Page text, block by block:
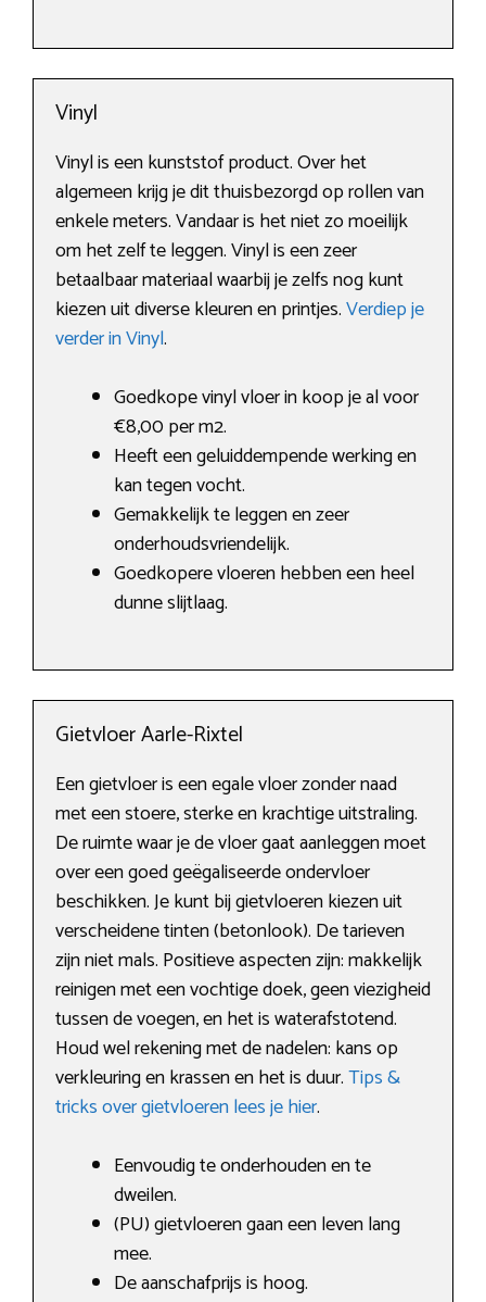
Vinyl
Vinyl is een kunststof product. Over het
algemeen krijg je dit thuisbezorgd op rollen van
enkele meters. Vandaar is het niet zo moeilijk
om het zelf te leggen. Vinyl is een zeer
betaalbaar materiaal waarbij je zelfs nog kunt
kiezen uit diverse kleuren en printjes.Verdiep je
verder in Vinyl.
Goedkope vinyl vloer in koop je al voor
€8,00 per m2.
Heeft een geluiddempende werking en
kan tegen vocht.
Gemakkelijk te leggen en zeer
onderhoudsvriendelijk.
Goedkopere vloeren hebben een heel
dunne slijtlaag.
Gietvloer Aarle-Rixtel
Een gietvloer is een egale vloer zonder naad
met een stoere, sterke en krachtige uitstraling.
De ruimte waar je de vloer gaat aanleggen moet
over een goed geëgaliseerde ondervloer
beschikken. Je kunt bij gietvloeren kiezen uit
verscheidene tinten (betonlook). De tarieven
zijn niet mals. Positieve aspecten zijn: makkelijk
reinigen met een vochtige doek, geen viezigheid
tussen de voegen, en het is waterafstotend.
Houd wel rekening met de nadelen: kans op
verkleuring en krassen en het is duur.Tips &
tricks over gietvloeren lees je hier.
Eenvoudig te onderhouden en te
dweilen.
(PU) gietvloeren gaan een leven lang
mee.
De aanschafprijs is hoog.